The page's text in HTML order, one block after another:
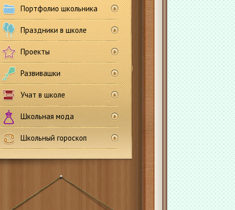
Портфолио школьника
Праздники в школе
Проекты
Развивашки
Учат в школе
Школьная мода
Школьный гороскоп